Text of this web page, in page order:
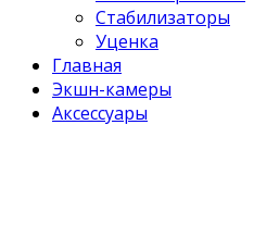
Стабилизаторы
Уценка
Главная
Экшн-камеры
Аксессуары